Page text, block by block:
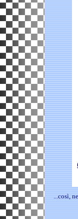
...così,